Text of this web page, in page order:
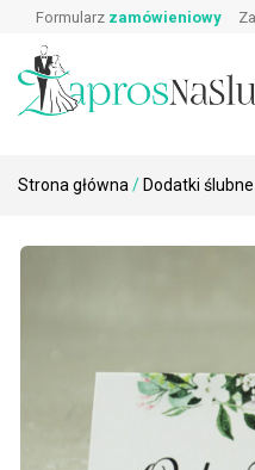
content
Formularz zamówieniowy
Prawa i obowiązki gościa
Dodatki ślubne i weselne
Wierszyki o prezentach
Rebusy ślubne do zaproszeń
Wpisz produkt, którego
Strona główna / Dodatki